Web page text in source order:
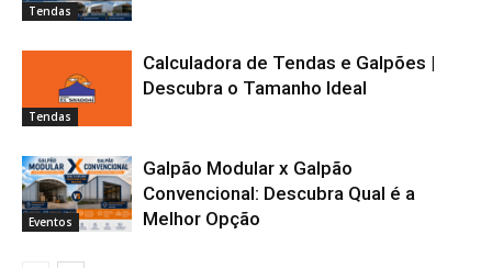
Tendas
Tendas
Calculadora de Tendas e Galpões |
Descubra o Tamanho Ideal
Eventos
Galpão Modular x Galpão
Convencional: Descubra Qual é a
Melhor Opção